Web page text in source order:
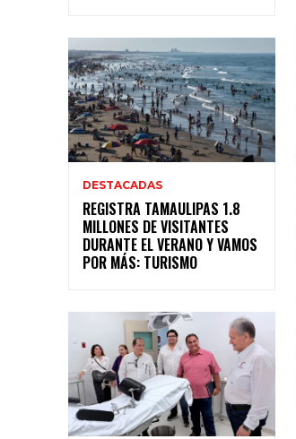
DESTACADAS
REGISTRA TAMAULIPAS 1.8
MILLONES DE VISITANTES
DURANTE EL VERANO Y VAMOS
POR MÁS: TURISMO